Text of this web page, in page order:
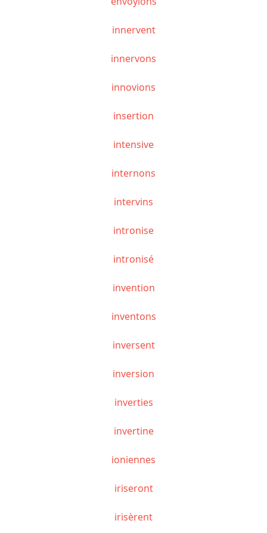
innervent
innervons
innovions
insertion
intensive
internons
intervins
intronise
intronisé
invention
inventons
inversent
inversion
inverties
invertine
ioniennes
iriseront
irisèrent